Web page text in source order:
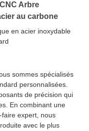
Arbre
au carbone
en acier inoxydable
sommes spécialisés
personnalisées.
de précision qui
En combinant une
expert, nous
avec le plus